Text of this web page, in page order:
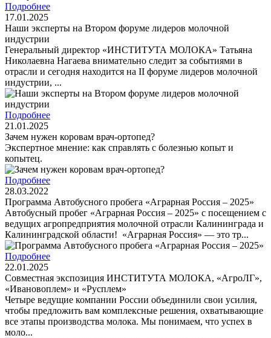
Подробнее
17.01.2025
Наши эксперты на Втором форуме лидеров молочной
индустрии
Генеральный директор «ИНСТИТУТА МОЛОКА» Татьяна
Николаевна Нагаева внимательно следит за событиями в
отрасли и сегодня находится на II форуме лидеров молочной
индустрии, ...
Подробнее
21.01.2025
Зачем нужен коровам врач-ортопед?
Экспертное мнение: как справлять с болезнью копыт и
копытец.
Подробнее
28.03.2022
Программа Автобусного пробега «Аграрная Россия – 2025»
Автобусный пробег «Аграрная Россия – 2025» с посещением с
ведущих агропредприятия молочной отрасли Калининграда и
Калининградской области! «Аграрная Россия» — это тр...
Подробнее
22.01.2025
Совместная экспозиция ИНСТИТУТА МОЛОКА, «АгроЛГ»,
«Ивановоплем» и «Русплем»
Четыре ведущие компании России объединили свои усилия,
чтобы предложить вам комплексные решения, охватывающие
все этапы производства молока. Мы понимаем, что успех в
моло...